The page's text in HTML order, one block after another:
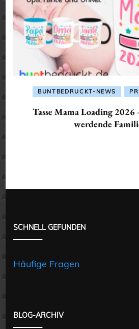
BUNTBEDRUCKT-NEWS
Tasse Mama Loading 2026
werdende
SCHNELL GEFUNDEN
Häufige Fragen
BLOG-ARCHIV